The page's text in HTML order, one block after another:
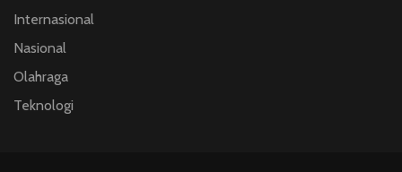
Internasional
Nasional
Olahraga
Teknologi